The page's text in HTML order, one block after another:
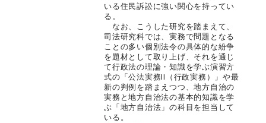
いる住民訴訟に強い関心を持ってい
る。
なお、こうした研究を踏まえて、
司法研究科では、実務で問題となる
ことの多い個別法令の具体的な紛争
を題材として取り上げ、それを通じ
て行政法の理論・知識を学ぶ演習方
式の「公法実務II（行政実務）」や最
新の判例を踏まえつつ、地方自治の
実務と地方自治法の基本的知識を学
ぶ「地方自治法」の科目を担当して
いる。